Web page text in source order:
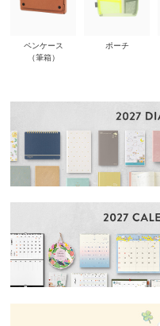
ペンケース
（筆箱）
ポーチ